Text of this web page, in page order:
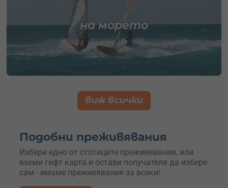
на морето
виж всички
Подобни преживявания
Избери едно от стотиците преживявания, или
вземи гифт карта и остави получателя да избере
сам - имаме преживявания за всеки!